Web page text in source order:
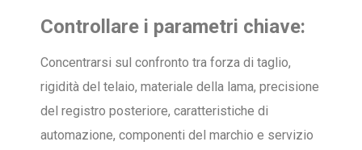
Controllare i parametri chiave:
Concentrarsi sul confronto tra forza di taglio,
rigidità del telaio, materiale della lama, precisione
del registro posteriore, caratteristiche di
automazione, componenti del marchio e servizio